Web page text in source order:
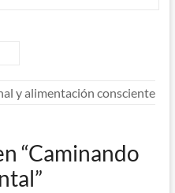
y alimentación consciente
“Caminando
”